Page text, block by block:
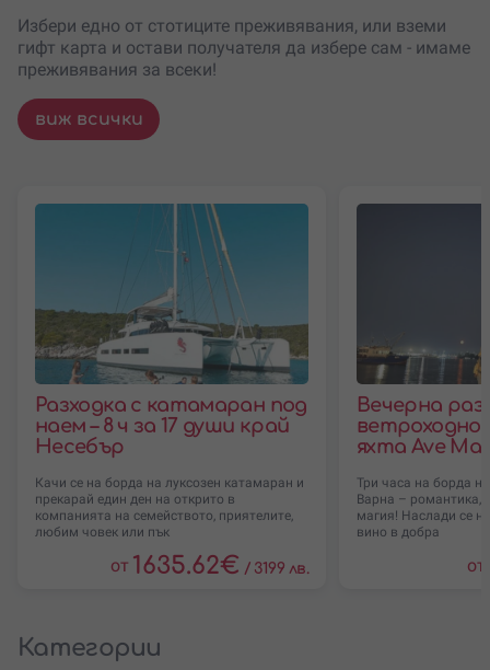
Избери едно от стотиците преживявания, или вземи
гифт карта и остави получателя да избере сам - имаме
преживявания за всеки!
виж всички
Разходка с катамаран под
наем – 8 ч за 17 души край
Несебър
Качи се на борда на луксозен катамаран и
прекарай един ден на открито в
компанията на семейството, приятелите,
любим човек или пък
от 1635.62€ / 3199 лв.
Вечерна
яхта Ave
Три часа на борда
Варна – романтика,
магия! Наслади се
вино в добра
от
Категории